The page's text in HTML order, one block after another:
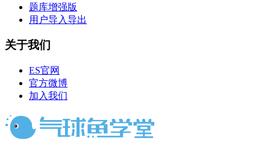
题库增强版
用户导入导出
关于我们
ES官网
官方微博
加入我们